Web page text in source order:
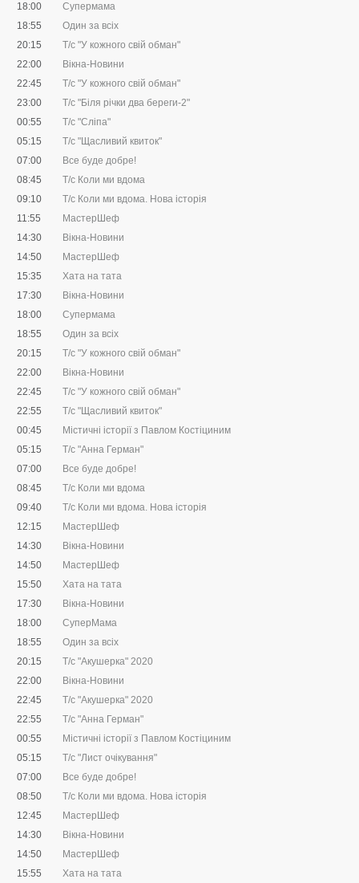
18:00
Супермама
18:55
Один за всіх
20:15
Т/с "У кожного свій обман"
22:00
Вікна-Новини
22:45
Т/с "У кожного свій обман"
23:00
Т/с "Біля річки два береги-2"
00:55
Т/с "Сліпа"
05:15
Т/с "Щасливий квиток"
07:00
Все буде добре!
08:45
Т/с Коли ми вдома
09:10
Т/с Коли ми вдома. Нова історія
11:55
МастерШеф
14:30
Вікна-Новини
14:50
МастерШеф
15:35
Хата на тата
17:30
Вiкна-Новини
18:00
Супермама
18:55
Один за всіх
20:15
Т/с "У кожного свій обман"
22:00
Вікна-Новини
22:45
Т/с "У кожного свій обман"
22:55
Т/с "Щасливий квиток"
00:45
Містичні історії з Павлом Костіциним
05:15
Т/с "Анна Герман"
07:00
Все буде добре!
08:45
Т/с Коли ми вдома
09:40
Т/с Коли ми вдома. Нова історія
12:15
МастерШеф
14:30
Вікна-Новини
14:50
МастерШеф
15:50
Хата на тата
17:30
Вікна-Новини
18:00
СуперМама
18:55
Один за всіх
20:15
Т/с "Акушерка" 2020
22:00
Вікна-Новини
22:45
Т/с "Акушерка" 2020
22:55
Т/с "Анна Герман"
00:55
Містичні історії з Павлом Костіциним
05:15
Т/с "Лист очікування"
07:00
Все буде добре!
08:50
Т/с Коли ми вдома. Нова історія
12:45
МастерШеф
14:30
Вікна-Новини
14:50
МастерШеф
15:55
Хата на тата